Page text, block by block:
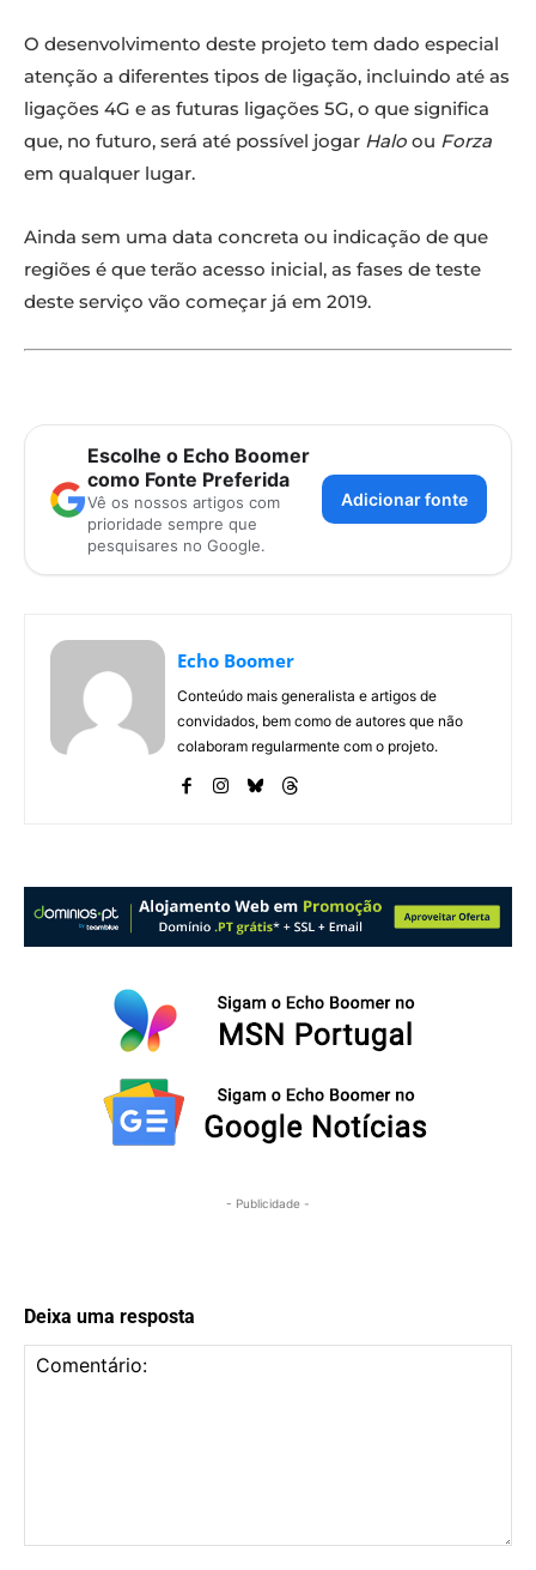
O desenvolvimento deste projeto tem dado especial
atenção a diferentes tipos de ligação, incluindo até as
ligações 4G e as futuras ligações 5G, o que significa
que, no futuro, será até possível jogar Halo ou Forza
em qualquer lugar.
Ainda sem uma data concreta ou indicação de que
regiões é que terão acesso inicial, as fases de teste
deste serviço vão começar já em 2019.
Escolhe o Echo Boomer
como Fonte Preferida
Vê os nossos artigos com
prioridade sempre que
pesquisares no Google.
Adicionar fonte
Echo Boomer
Conteúdo mais generalista e artigos de
convidados, bem como de autores que não
colaboram regularmente com o projeto.
- Publicidade -
Deixa uma resposta